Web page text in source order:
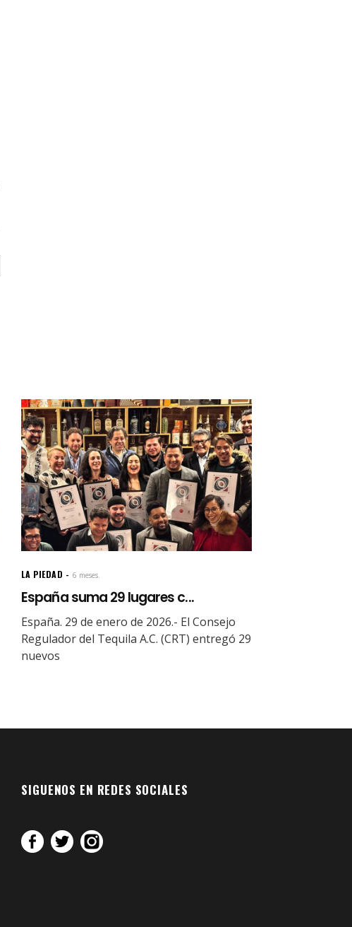
LA PIEDAD 6 meses.
España suma 29 lugares c...
España. 29 de enero de 2026.- El Consejo
Regulador del Tequila A.C. (CRT) entregó 29
nuevos
SIGUENOS EN REDES SOCIALES